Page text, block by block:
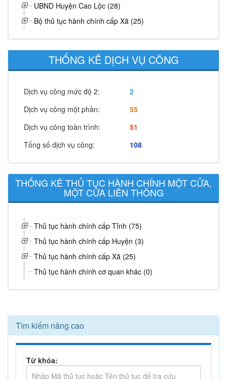
UBND Huyện Cao Lộc (28)
Bộ thủ tục hành chính cấp Xã (25)
THỐNG KÊ DỊCH VỤ CÔNG
Dịch vụ công mức độ 2:
2
Dịch vụ công một phần:
55
Dịch vụ công toàn trình:
51
Tổng số dịch vụ công:
108
THỐNG KÊ THỦ TỤC HÀNH CHÍNH MỘT CỬA,
MỘT CỬA LIÊN THÔNG
Thủ tục hành chính cấp Tỉnh (75)
Thủ tục hành chính cấp Huyện (3)
Thủ tục hành chính cấp Xã (25)
Thủ tục hành chính cơ quan khác (0)
Tìm kiếm nâng cao
Từ khóa: